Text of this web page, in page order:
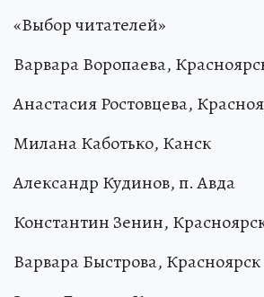
«Выбор читателей»
Варвара Воропаева,
Анастасия Ростовцева,
Милана Каботько, Канск
Александр Кудинов, п. Авда
Константин Зенин,
Варвара Быстрова, Красноярск